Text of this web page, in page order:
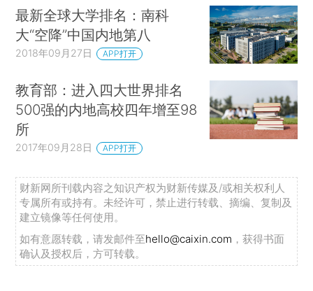
最新全球大学排名：南科
大“空降”中国内地第八
2018年09月27日 APP打开
教育部：进入四大世界排名
500强的内地高校四年增至98
所
2017年09月28日 APP打开
财新网所刊载内容之知识产权为财新传媒及/或相关权利人
专属所有或持有。未经许可，禁止进行转载、摘编、复制及
建立镜像等任何使用。
如有意愿转载，请发邮件至hello@caixin.com ，获得书面
确认及授权后，方可转载。